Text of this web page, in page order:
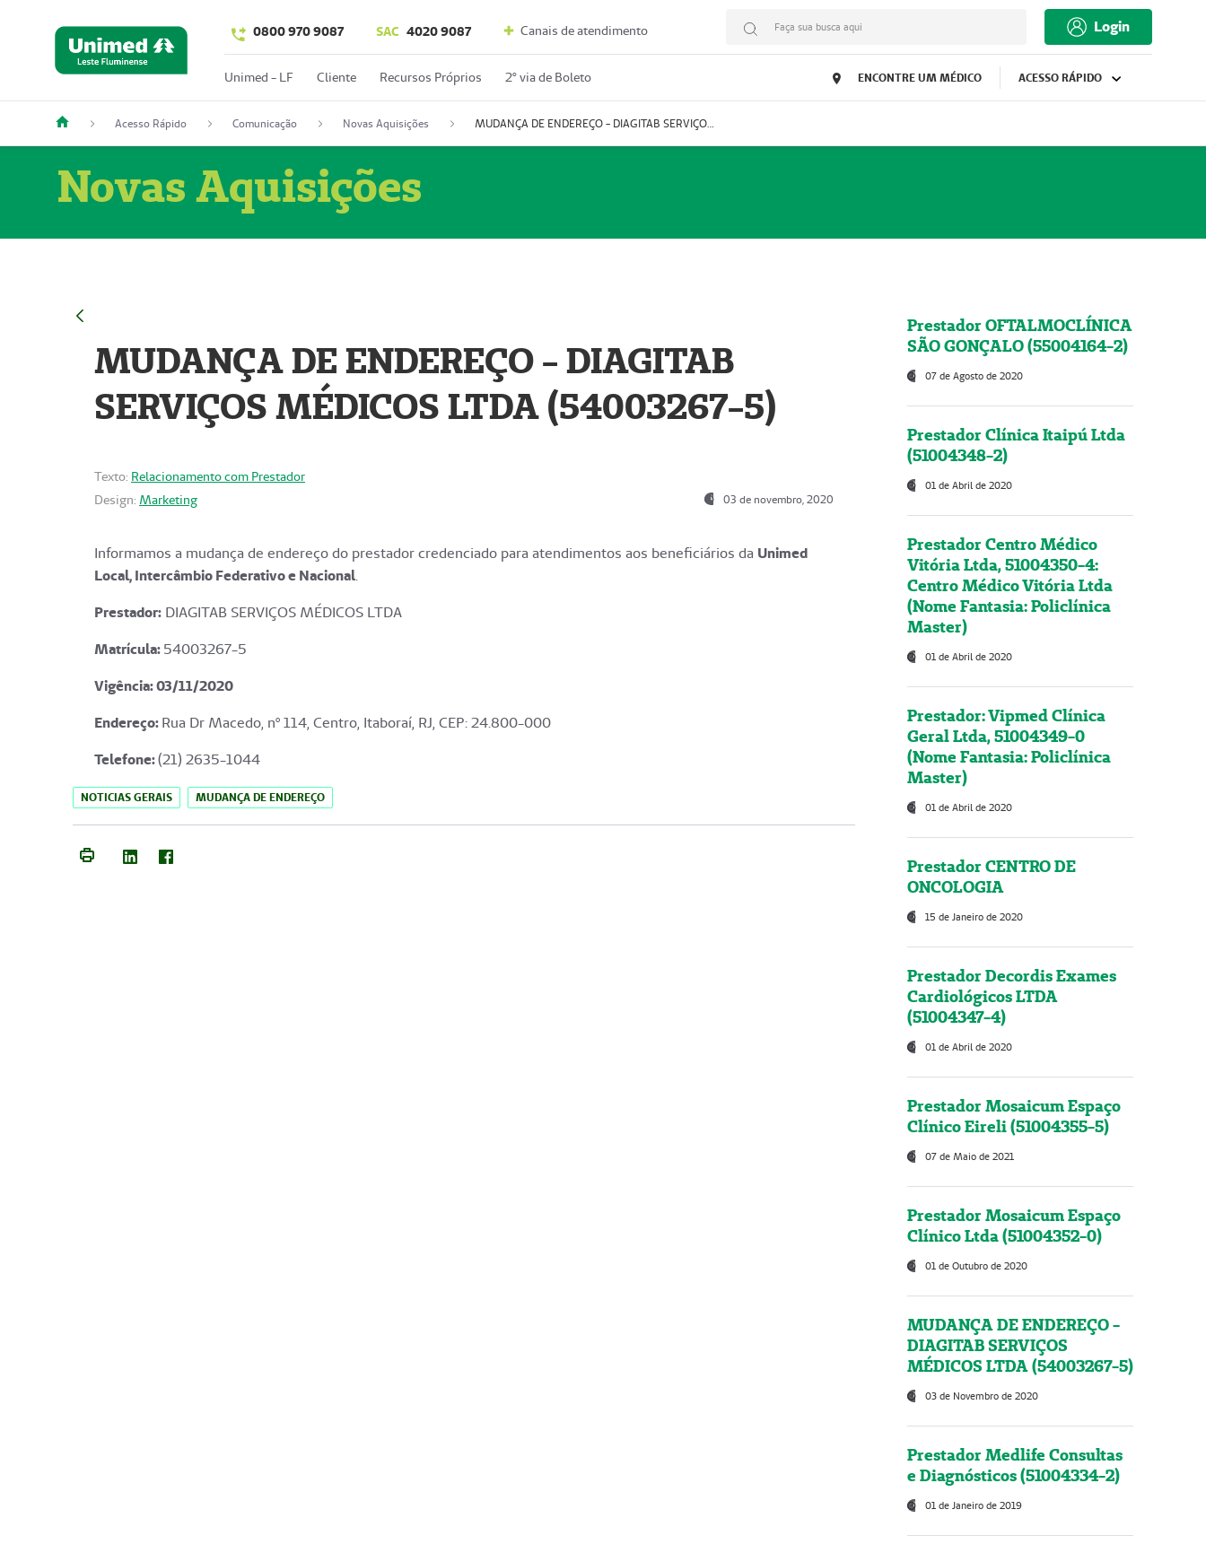
0800 970 9087 SAC 4020 9087 Canais de atendimento Faça sua busca aqui Login
Unimed - LF Cliente Recursos Próprios 2º via de Boleto ENCONTRE UM MÉDICO ACESSO RÁPIDO
Acesso Rápido Comunicação Novas Aquisições MUDANÇA DE ENDEREÇO - DIAGITAB SERVIÇOS MÉDICOS LTDA (54003267-5)
Novas Aquisições
MUDANÇA DE ENDEREÇO - DIAGITAB
SERVIÇOS MÉDICOS LTDA (54003267-5)
Texto: Relacionamento com Prestador
Design: Marketing 03 de novembro, 2020
Informamos a mudança de endereço do prestador credenciado para atendimentos aos beneficiários da Unimed
Local, Intercâmbio Federativo e Nacional.
Prestador: DIAGITAB SERVIÇOS MÉDICOS LTDA
Matrícula:54003267-5
Vigência: 03/11/2020
Endereço:Rua Dr Macedo, nº 114, Centro, Itaboraí, RJ, CEP: 24.800-000
Telefone:(21) 2635-1044
NOTICIAS GERAIS MUDANÇA DE ENDEREÇO
Prestador OFTALMOCLÍNICA
SÃO GONÇALO (55004164-2)
07 de Agosto de 2020
Prestador Clínica Itaipú Ltda
(51004348-2)
01 de Abril de 2020
Prestador Centro Médico
Vitória Ltda, 51004350-4:
Centro Médico Vitória Ltda
(Nome Fantasia: Policlínica
Master)
01 de Abril de 2020
Prestador: Vipmed Clínica
Geral Ltda, 51004349-0
(Nome Fantasia: Policlínica
Master)
01 de Abril de 2020
Prestador CENTRO DE
ONCOLOGIA
15 de Janeiro de 2020
Prestador Decordis Exames
Cardiológicos LTDA
(51004347-4)
01 de Abril de 2020
Prestador Mosaicum Espaço
Clínico Eireli (51004355-5)
07 de Maio de 2021
Prestador Mosaicum Espaço
Clínico Ltda (51004352-0)
01 de Outubro de 2020
MUDANÇA DE ENDEREÇO -
DIAGITAB SERVIÇOS
MÉDICOS LTDA (54003267-5)
03 de Novembro de 2020
Prestador Medlife Consultas
e Diagnósticos (51004334-2)
01 de Janeiro de 2019